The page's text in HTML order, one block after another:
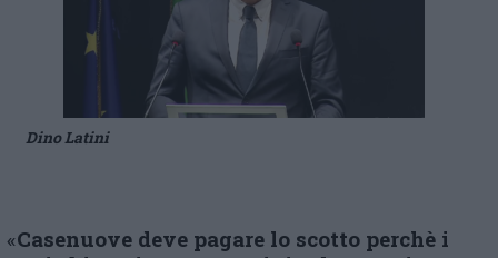
Dino Latini
«Casenuove deve pagare lo scotto perchè i